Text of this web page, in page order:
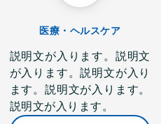
医療・ヘルスケア
説明文が入ります。説明文
が入ります。説明文が入り
ます。説明文が入ります。
説明文が入ります。